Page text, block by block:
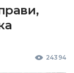
24394